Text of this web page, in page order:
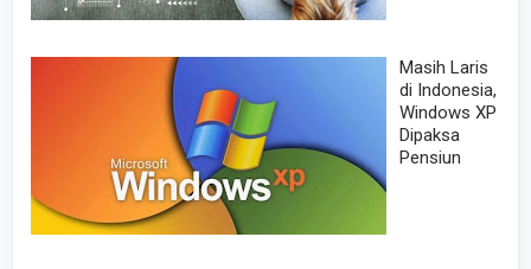
Masih Laris
di Indonesia,
Windows XP
Dipaksa
Pensiun